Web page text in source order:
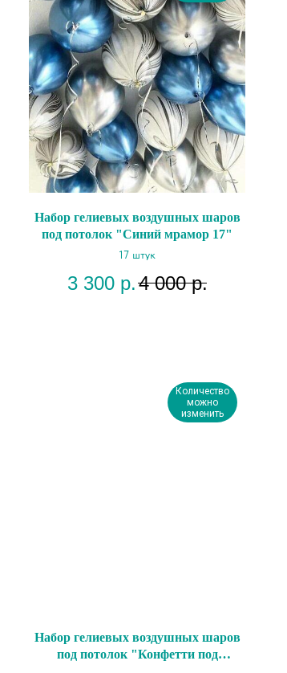
Набор гелиевых воздушных шаров
под потолок "Синий мрамор 17"
17 штук
3 300 р.4 000 р.
Количество
можно
изменить
Набор гелиевых воздушных шаров
под потолок "Конфетти под